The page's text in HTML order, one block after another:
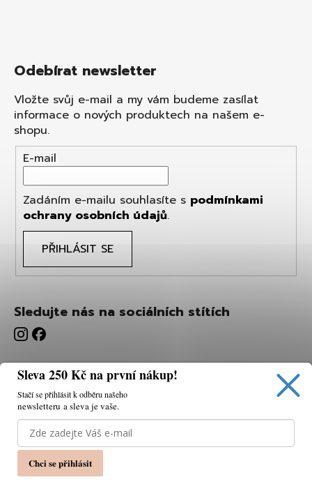
Používáme cookies, abychom vám umožnili pohodlné
prohlížení webu a díky analýze webu neustále zlepšovat
jeho funkce, výkon a použitelnost.
Odebírat newsletter
Vložte svůj e-mail a my vám budeme zasílat
informace o nových produktech na našem e-
shopu.
E-mail
Zadáním e-mailu souhlasíte s podmínkami
ochrany osobních údajů.
PŘIHLÁSIT SE
Sledujte nás na sociálních stítích
Sleva 250 Kč na první nákup!
Stačí se přihlásit k odběru našeho
newsletteru a sleva je vaše.
Chci se přihlásit